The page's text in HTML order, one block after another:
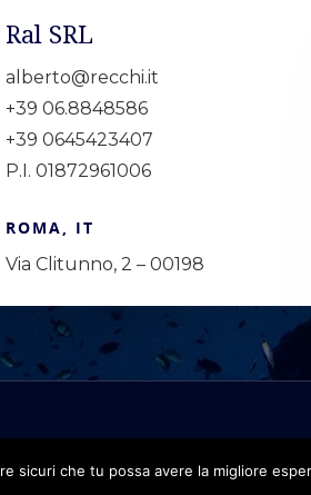
Ral SRL
alberto@recchi.it
+39 06.8848586
+39 0645423407
P.I. 01872961006
ROMA, IT
Via Clitunno, 2 – 00198
Ral Srl - Via Clitunno 2 –
sicuri che tu possa avere la migliore